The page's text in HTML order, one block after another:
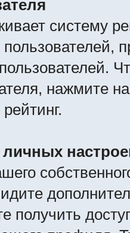
систему
нажмите
получить